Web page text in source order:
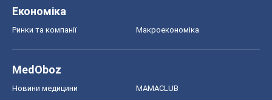
Економіка
Ринки та компанії Макроекономіка
MedOboz
Новини медицини MAMACLUB